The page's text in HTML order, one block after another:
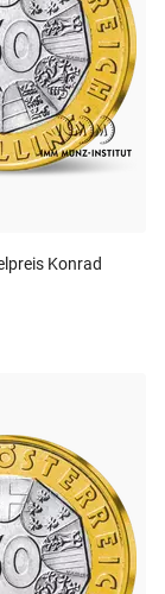
Konrad